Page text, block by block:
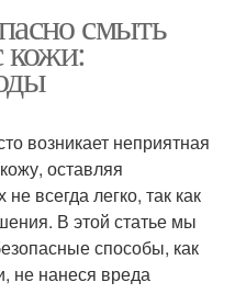
смыть
кожи:
возникает неприятная
оставляя
всегда легко, так как
В этой статье мы
способы, как
не нанеся вреда